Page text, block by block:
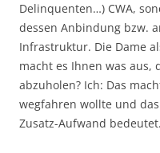
Delinquenten…) CWA,
dessen Anbindung bzw.
Infrastruktur. Die Dame
macht es Ihnen was aus,
abzuholen? Ich: Das
wegfahren wollte und
Zusatz-Aufwand bedeutet.